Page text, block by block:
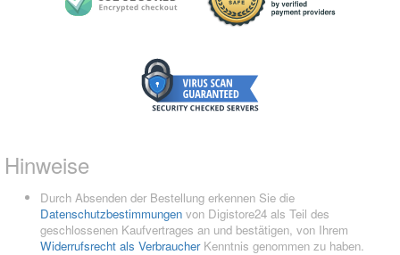
Hinweise
Durch Absenden der Bestellung erkennen Sie die
Datenschutzbestimmungen von Digistore24 als Teil des
geschlossenen Kaufvertrages an und bestätigen, von Ihrem
Widerrufsrecht als VerbraucherKenntnis genommen zu haben.